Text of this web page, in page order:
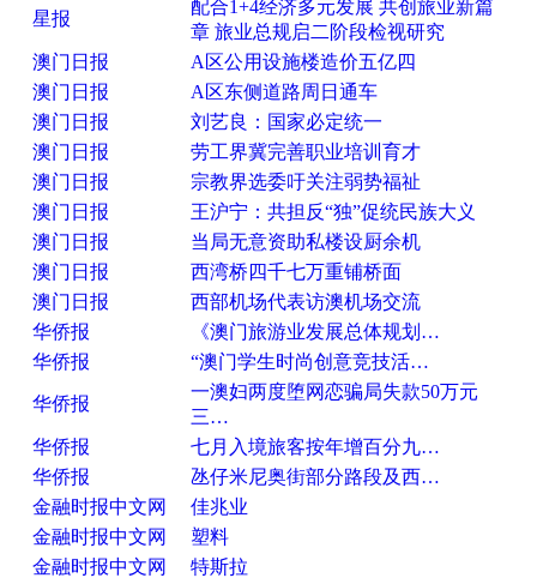
星报
配合1+4经济多元发展 共创旅业新篇
章 旅业总规启二阶段检视研究
澳门日报
A区公用设施楼造价五亿四
澳门日报
A区东侧道路周日通车
澳门日报
刘艺良：国家必定统一
澳门日报
劳工界冀完善职业培训育才
澳门日报
宗教界选委吁关注弱势福祉
澳门日报
王沪宁：共担反“独”促统民族大义
澳门日报
当局无意资助私楼设厨余机
澳门日报
西湾桥四千七万重铺桥面
澳门日报
西部机场代表访澳机场交流
华侨报
《澳门旅游业发展总体规划…
华侨报
“澳门学生时尚创意竞技活…
华侨报
一澳妇两度堕网恋骗局失款50万元
三…
华侨报
七月入境旅客按年增百分九…
华侨报
氹仔米尼奥街部分路段及西…
金融时报中文网
佳兆业
金融时报中文网
塑料
金融时报中文网
特斯拉